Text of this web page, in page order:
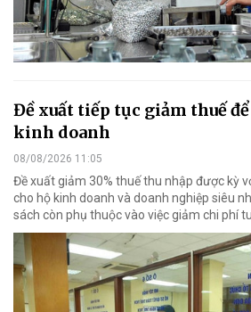
Đề xuất tiếp tục giảm thuế
kinh doanh
08/08/2026 11:05
Đề xuất giảm 30% thuế thu nhập được kỳ
cho hộ kinh doanh và doanh nghiệp siêu
sách còn phụ thuộc vào việc giảm chi phí